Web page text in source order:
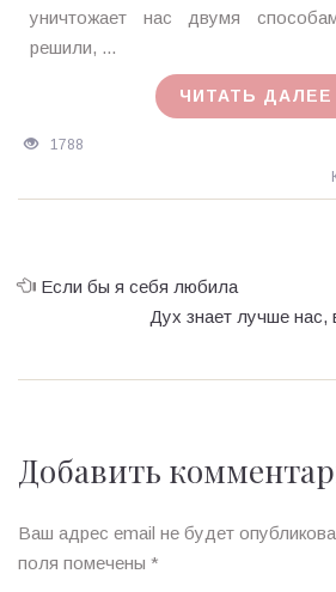
MagicTantra
19.02.2018
уничтожает нас двумя
решили, ...
ЧИТАТЬ ДАЛЕЕ
1788
Если бы я себя любила
Дух знает лучше нас,
Добавить
Ваш адрес email не будет
поля помечены *